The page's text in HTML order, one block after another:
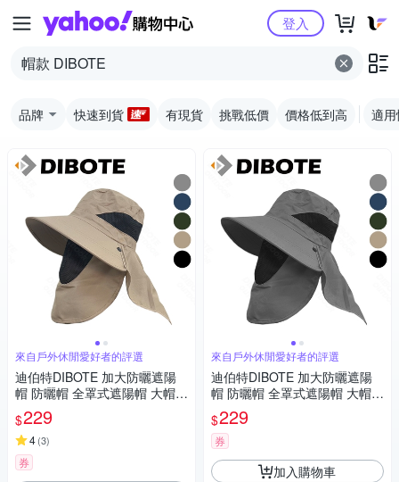
Yahoo購物中心登入
品牌 快速到貨 有現貨 挑戰低價 價格低到高 適
來自戶外休閒愛好者的評選
迪伯特DIBOTE 加大防曬遮陽
帽 防曬帽 全罩式遮陽帽 大帽簷
-卡其色
$229
4(3)
券
來自戶外休閒愛好者的評選
迪伯特DIBOTE 加大防曬遮陽
帽 防曬帽 全罩式遮陽帽 大帽簷
-灰色
$229
券
加入購物車